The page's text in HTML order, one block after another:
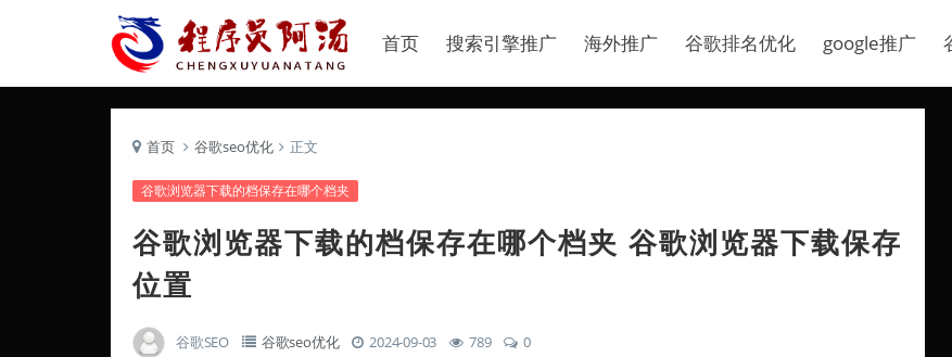
首页 搜索引擎推广 海外推广 谷歌排名优化 google推广
首页 谷歌seo优化 正文
谷歌浏览器下载的档保存在哪个档夹
谷歌浏览器下载的档保存在哪个档夹 谷歌浏览器下载保存
位置
谷歌SEO 谷歌seo优化 2024-09-03 789 0